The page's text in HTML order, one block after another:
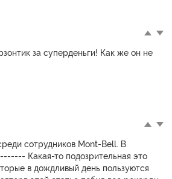
за суперденьги! Как же он не
сотрудников Mont-Bell. В
Какая-то подозрительная это
в дождливый день пользуются